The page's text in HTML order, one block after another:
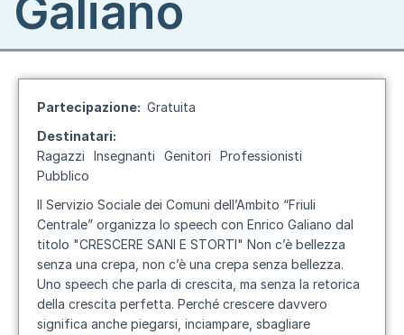
Galiano
Partecipazione
Gratuita
Destinatari
Ragazzi
Insegnanti Genitori
Professionisti
Pubblico
Il Servizio Sociale dei Comuni dell’Ambito “Friuli
Centrale” organizza lo speech con Enrico Galiano dal
titolo "CRESCERE SANI E STORTI" Non c’è bellezza
senza una crepa, non c’è una crepa senza bellezza.
Uno speech che parla di crescita, ma senza la retorica
della crescita perfetta. Perché crescere davvero
significa anche piegarsi, inciampare, sbagliare